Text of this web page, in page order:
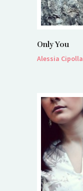
Only You
Alessia Cipolla